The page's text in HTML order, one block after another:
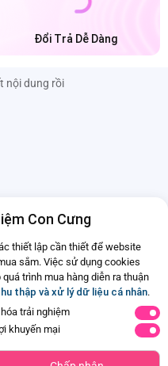
Đổi Trả Dễ Dàng
nội dung rồi
Con Cưng
thiết lập cần thiết để website
sắm. Việc sử dụng cookies
trình mua hàng diễn ra thuận
thập và xử lý dữ liệu cá nhân.
trải nghiệm
khuyến mại